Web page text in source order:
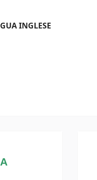
INGLESE